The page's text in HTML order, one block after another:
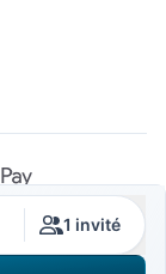
1 invité
© 2026 Crovillas GmbH